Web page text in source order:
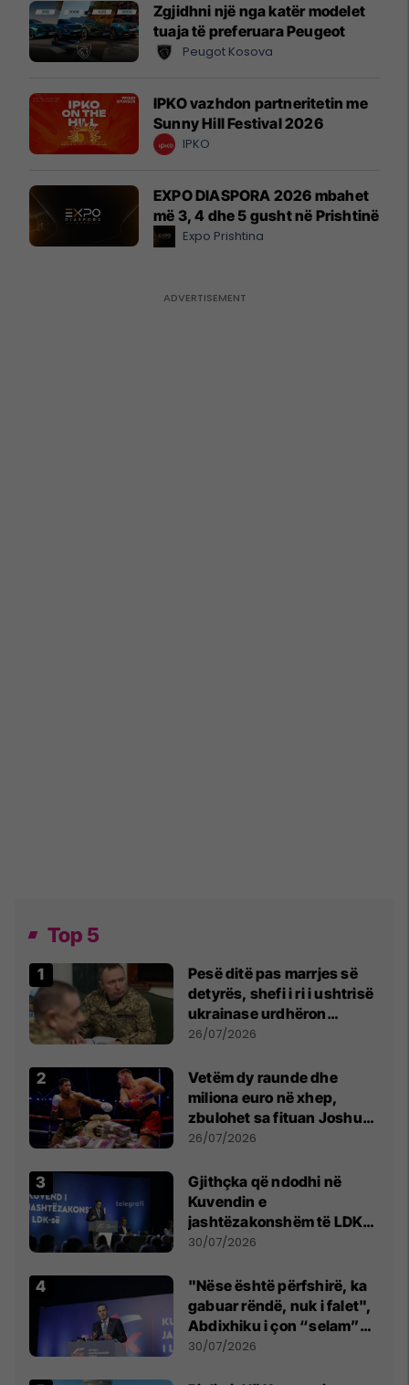
Zgjidhni një nga katër modelet
tuaja të preferuara Peugeot
Peugot Kosova
IPKO vazhdon partneritetin me
Sunny Hill Festival 2026
IPKO
EXPO DIASPORA 2026 mbahet
më 3, 4 dhe 5 gusht në Prishtinë
Expo Prishtina
Top 5
Pesë ditë pas marrjes së
detyrës, shefi i ri i ushtrisë
ukrainase urdhëron
kontroll të madh
26/07/2026
Vetëm dy raunde dhe
miliona euro në xhep,
zbulohet sa fituan Joshua
e Prenga
26/07/2026
Gjithçka që ndodhi në
Kuvendin e
jashtëzakonshëm të LDK-
së
30/07/2026
"Nëse është përfshirë, ka
gabuar rëndë, nuk i falet",
Abdixhiku i çon “selam”
Përparim Ramës
30/07/2026